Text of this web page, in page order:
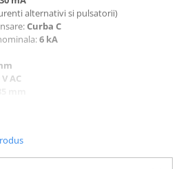
alternativi si pulsatorii)
Curba C
6 kA
AC